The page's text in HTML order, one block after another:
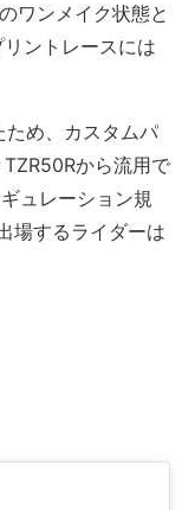
ワンメイク状態と
ントレースには
め、カスタムパ
から流用で
ュレーション規
場するライダーは